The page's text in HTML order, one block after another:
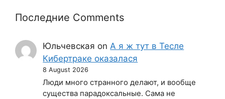
Последние Comments
Юльчевская on А я ж тут в Тесле
Кибертраке оказалася
8 August 2026
Люди много странного делают, и вообще
существа парадоксальные. Сама не